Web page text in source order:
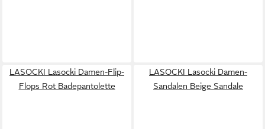
LASOCKI Lasocki Damen-Flip-
Flops Rot Badepantolette
LASOCKI Lasocki Damen-
Sandalen Beige Sandale